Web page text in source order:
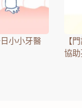
小小牙醫
【
協